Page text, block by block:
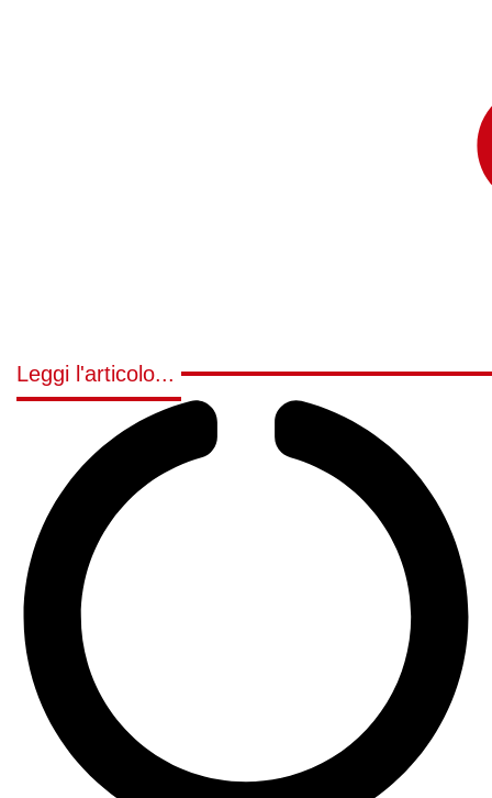
Leggi l'articolo...